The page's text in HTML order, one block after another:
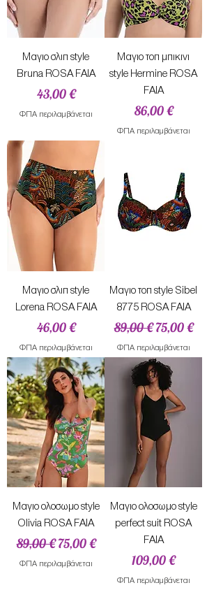
Μαγιο σλιπ style
Bruna ROSA FAIA
Τιμή
43,00 €
ΦΠΑ περιλαμβάνεται
Μαγιο τοπ μπικινι
style Hermine ROSA
FAIA
Τιμή
86,00 €
ΦΠΑ περιλαμβάνεται
Mαγιο σλιπ style
Lorena ROSA FAIA
Τιμή
46,00 €
ΦΠΑ περιλαμβάνεται
Mαγιο τοπ style Sibel
8775 ROSA FAIA
Κανονική τιμή
89,00 € Τιμή
75,00 €
ΦΠΑ περιλαμβάνεται
Mαγιο ολοσωμο style
Olivia ROSA FAIA
Κανονική τιμή
89,00 € Τιμή Έκπτωσης
75,00 €
ΦΠΑ περιλαμβάνεται
Μαγιο ολοσωμο style
perfect suit ROSA
FAIA
Τιμή
109,00 €
ΦΠΑ περιλαμβάνεται